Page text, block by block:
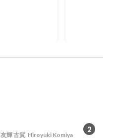
2
友輝 古賀, Hiroyuki Komiya